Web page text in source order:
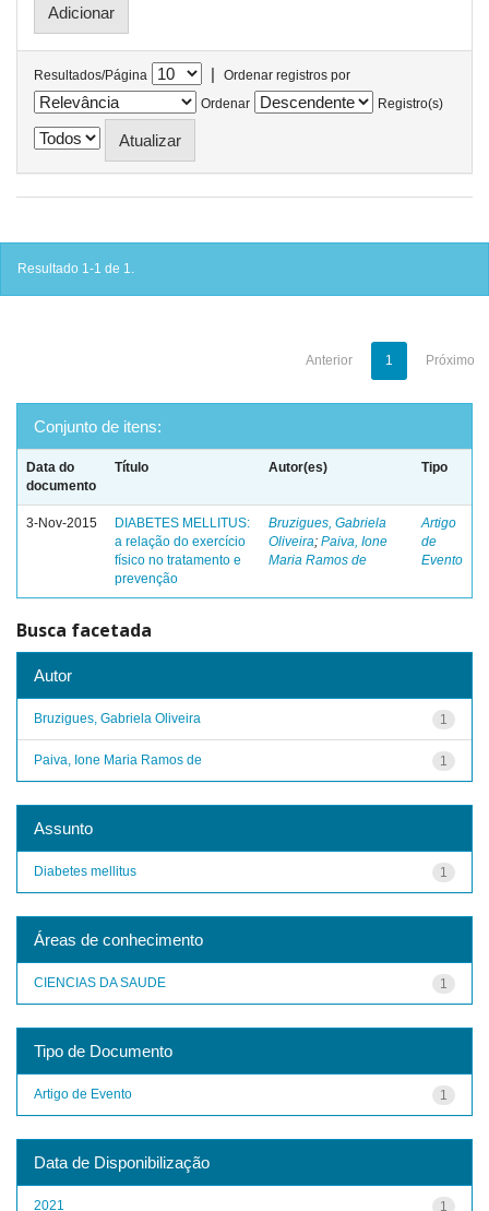
Resultados/Página |
Ordenar registros por
Ordenar
Registro(s)
Resultado 1-1 de 1.
Anterior 1 Próximo
Conjunto de itens:
Data do
documento
Título Autor(es) Tipo
3-Nov-2015
DIABETES MELLITUS:
a relação do exercício
físico no tratamento e
prevenção
Bruzigues, Gabriela
Oliveira; Paiva, Ione
Maria Ramos de
Artigo
de
Evento
Busca facetada
Autor
1
Bruzigues, Gabriela Oliveira
1
Paiva, Ione Maria Ramos de
Assunto
1
Diabetes mellitus
Áreas de conhecimento
1
CIENCIAS DA SAUDE
Tipo de Documento
1
Artigo de Evento
Data de Disponibilização
1
2021